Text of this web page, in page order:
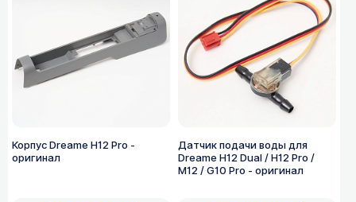
Корпус Dreame H12 Pro -
оригинал
Датчик подачи воды для
Dreame H12 Dual / H12 Pro /
M12 / G10 Pro - оригинал